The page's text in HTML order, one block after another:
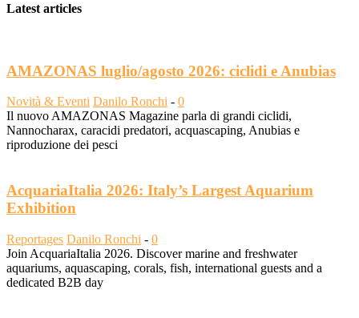
Latest articles
AMAZONAS luglio/agosto 2026: ciclidi e Anubias
Novità & Eventi Danilo Ronchi - 0
Il nuovo AMAZONAS Magazine parla di grandi ciclidi,
Nannocharax, caracidi predatori, acquascaping, Anubias e
riproduzione dei pesci
AcquariaItalia 2026: Italy’s Largest Aquarium
Exhibition
Reportages Danilo Ronchi - 0
Join AcquariaItalia 2026. Discover marine and freshwater
aquariums, aquascaping, corals, fish, international guests and a
dedicated B2B day